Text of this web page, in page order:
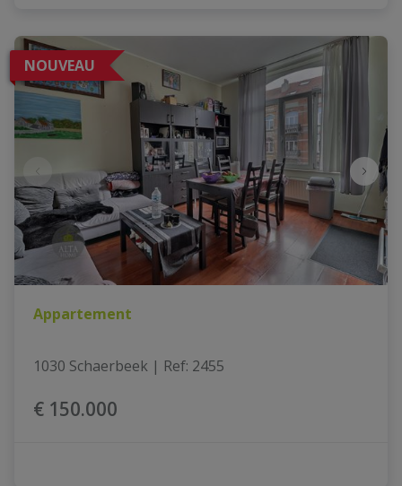
NOUVEAU
Appartement
1030 Schaerbeek | Ref: 2455
€ 150.000